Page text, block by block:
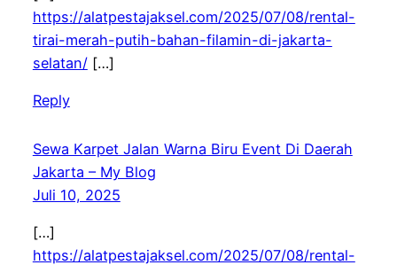
https://alatpestajaksel.com/2025/07/08/rental-
tirai-merah-putih-bahan-filamin-di-jakarta-
selatan/[…]
Reply
Sewa Karpet Jalan Warna Biru Event Di Daerah
Jakarta – My Blog
Juli 10, 2025
[…]
https://alatpestajaksel.com/2025/07/08/rental-